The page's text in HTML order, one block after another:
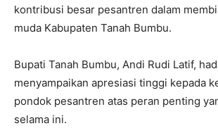
kontribusi besar pesantren dalam
muda Kabupaten Tanah Bumbu.
Bupati Tanah Bumbu, Andi Rudi Latif,
menyampaikan apresiasi tinggi kepada
pondok pesantren atas peran penting
selama ini.